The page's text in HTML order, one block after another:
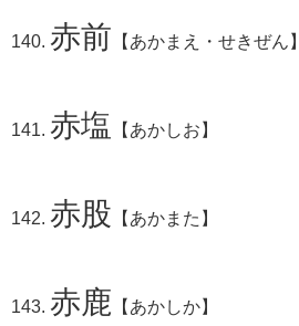
赤前 【あかまえ・せきぜん】
赤塩 【あかしお】
赤股 【あかまた】
赤鹿 【あかしか】